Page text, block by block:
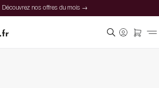
Découvrez nos offres du mois →